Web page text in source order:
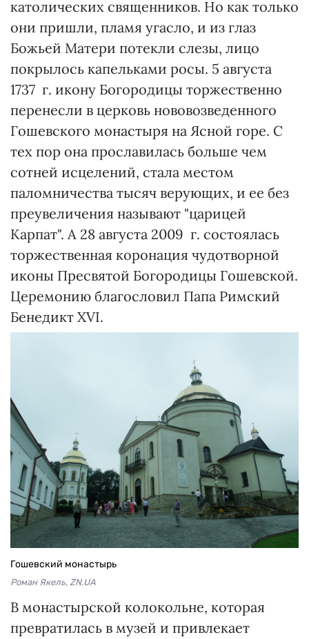
католических священников. Но как только
они пришли, пламя угасло, и из глаз
Божьей Матери потекли слезы, лицо
покрылось капельками росы. 5 августа
1737 г. икону Богородицы торжественно
перенесли в церковь нововозведенного
Гошевского монастыря на Ясной горе. С
тех пор она прославилась больше чем
сотней исцелений, стала местом
паломничества тысяч верующих, и ее без
преувеличения называют "царицей
Карпат". А 28 августа 2009 г. состоялась
торжественная коронация чудотворной
иконы Пресвятой Богородицы Гошевской.
Церемонию благословил Папа Римский
Бенедикт XVI.
Гошевский монастырь
Роман Якель, ZN.UA
В монастырской колокольне, которая
превратилась в музей и привлекает